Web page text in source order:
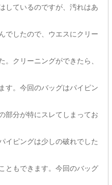
しているのですが、汚れはあ
でしたので、ウエスにクリー
クリーニングができたら、
す。今回のバッグはパイピン
部分が特にスレてしまってお
イピングは少しの破れでした
ともできます。今回のバッグ